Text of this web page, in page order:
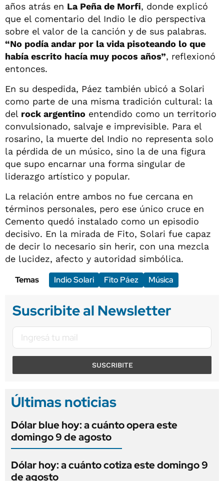
años atrás en La Peña de Morfi, donde explicó
que el comentario del Indio le dio perspectiva
sobre el valor de la canción y de sus palabras.
“No podía andar por la vida pisoteando lo que
había escrito hacía muy pocos años”, reflexionó
entonces.
En su despedida, Páez también ubicó a Solari
como parte de una misma tradición cultural: la
del rock argentino entendido como un territorio
convulsionado, salvaje e imprevisible. Para el
rosarino, la muerte del Indio no representa solo
la pérdida de un músico, sino la de una figura
que supo encarnar una forma singular de
liderazgo artístico y popular.
La relación entre ambos no fue cercana en
términos personales, pero ese único cruce en
Cemento quedó instalado como un episodio
decisivo. En la mirada de Fito, Solari fue capaz
de decir lo necesario sin herir, con una mezcla
de lucidez, afecto y autoridad simbólica.
Temas
Indio Solari Fito Páez Música
Suscribite al Newsletter
SUSCRIBITE
Últimas noticias
Dólar blue hoy: a cuánto opera este
domingo 9 de agosto
Dólar hoy: a cuánto cotiza este domingo 9
de agosto